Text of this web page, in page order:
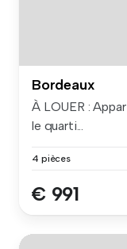
Bordeaux
À LOUER :
le quarti...
4 pièces
€ 991